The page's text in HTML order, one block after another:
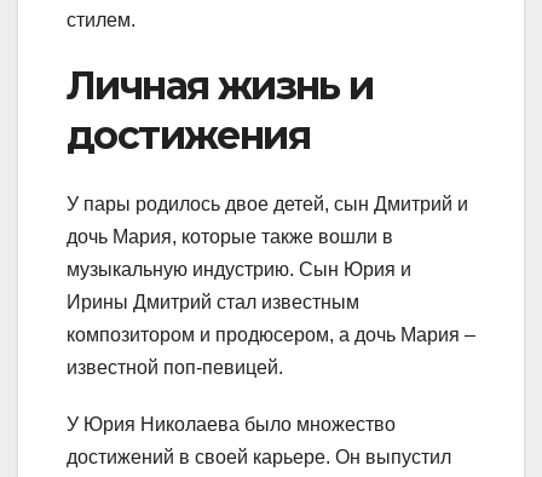
стилем.
Личная жизнь и
достижения
У пары родилось двое детей, сын Дмитрий и
дочь Мария, которые также вошли в
музыкальную индустрию. Сын Юрия и
Ирины Дмитрий стал известным
композитором и продюсером, а дочь Мария –
известной поп-певицей.
У Юрия Николаева было множество
достижений в своей карьере. Он выпустил